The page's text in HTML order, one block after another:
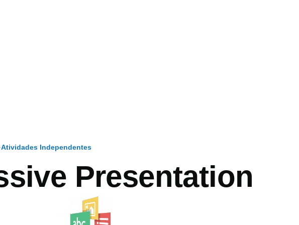
Atividades Independentes
Presentation